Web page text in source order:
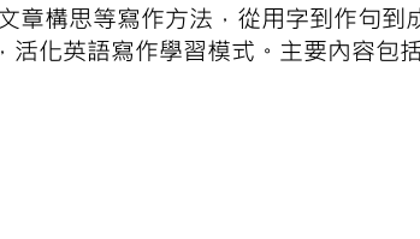
章構思等寫作方法，從用字到作句到
活化英語寫作學習模式。主要內容包